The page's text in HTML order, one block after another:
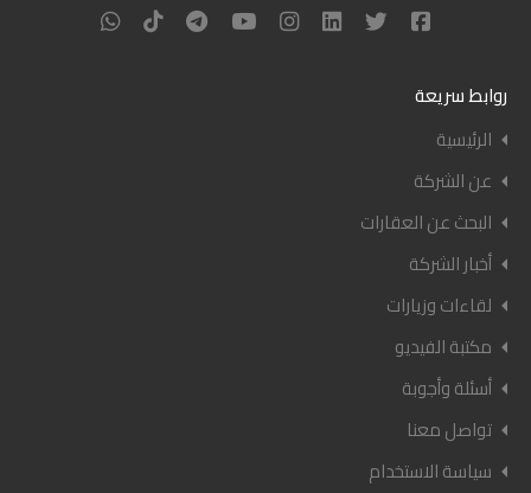
روابط سريعة
الرئيسية
عن الشركة
البحث عن العقارات
أخبار الشركة
لقاءات وزيارات
مكتبة الفيديو
أسئلة وأجوبة
تواصل معنا
سياسة الاستخدام